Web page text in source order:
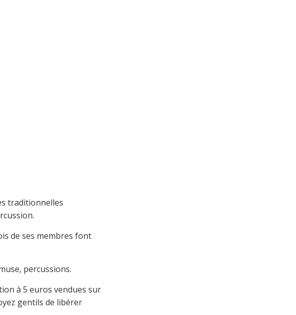
traditionnelles
de ses membres font
percussions.
à 5 euros vendues sur
gentils de libérer